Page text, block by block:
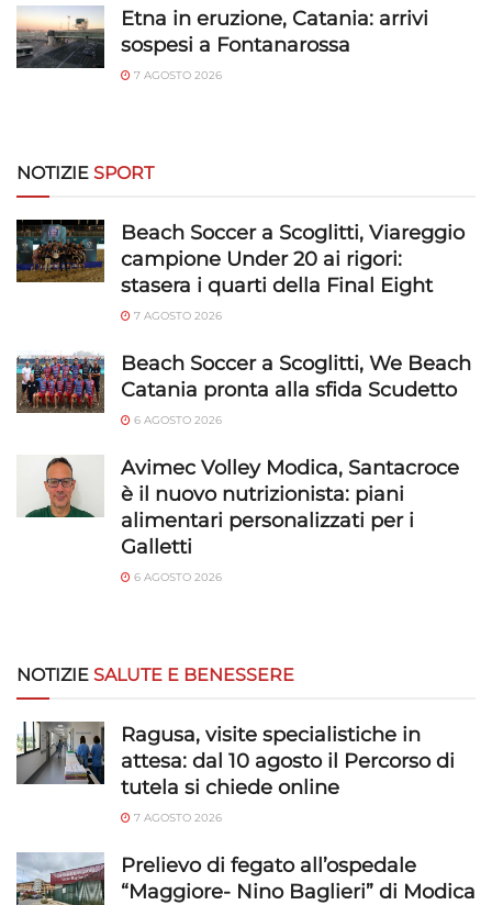
Utilizzare dati di geolocalizzazione precisi,
Riconoscere i dispositivi in base a informazioni
Garantire la sicurezza, prevenire e
Salvare e comunicare le scelte sulla
privacy.
Etna in eruzione, Catania: arrivi
sospesi a Fontanarossa
7 AGOSTO 2026
NOTIZIE SPORT
Beach Soccer a Scoglitti, Viareggio
campione Under 20 ai rigori:
stasera i quarti della Final Eight
7 AGOSTO 2026
Beach Soccer a Scoglitti, We Beach
Catania pronta alla sfida Scudetto
6 AGOSTO 2026
Avimec Volley Modica, Santacroce
è il nuovo nutrizionista: piani
alimentari personalizzati per i
Galletti
6 AGOSTO 2026
NOTIZIE SALUTE E BENESSERE
Ragusa, visite specialistiche in
attesa: dal 10 agosto il Percorso di
tutela si chiede online
7 AGOSTO 2026
Prelievo di fegato all’ospedale
“Maggiore- Nino Baglieri” di Modica